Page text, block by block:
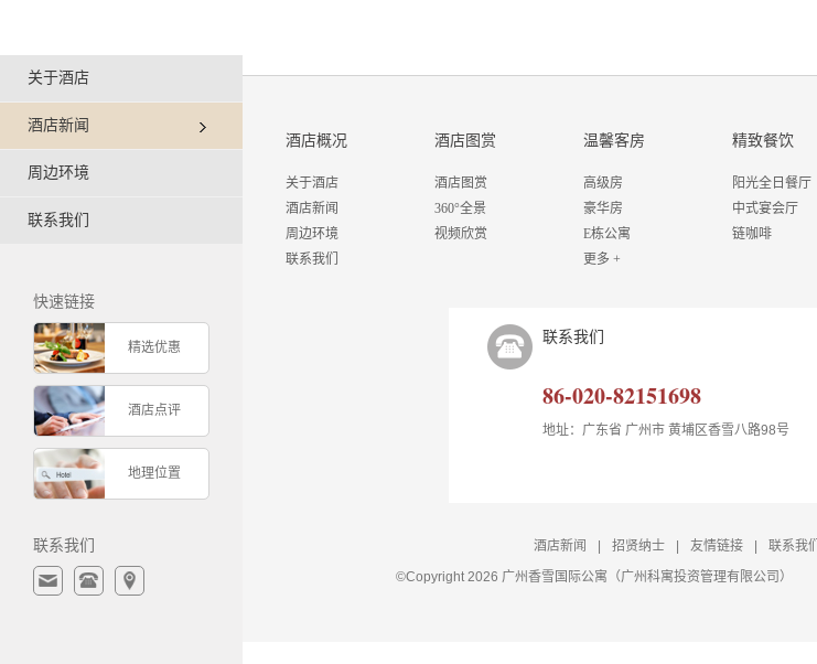
关于酒店
酒店新闻
周边环境
联系我们
快速链接
精选优惠
酒店点评
地理位置
联系我们
酒店概况
关于酒店
酒店新闻
周边环境
联系我们
酒店图赏
酒店图赏
360°全景
视频欣赏
温馨客房
高级房
豪华房
E栋公寓
更多 +
精致餐饮
阳光全日餐厅
中式宴会厅
链咖啡
联系我们
86-020-82151698
地址：广东省 广州市 黄埔区香雪八路98号
酒店新闻 招贤纳士 友情链接 联系我们
©Copyright 2026 广州香雪国际公寓（广州科寓投资管理有限公司）